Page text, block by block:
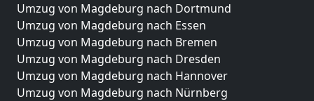
Umzug von Magdeburg nach Dortmund
Umzug von Magdeburg nach Essen
Umzug von Magdeburg nach Bremen
Umzug von Magdeburg nach Dresden
Umzug von Magdeburg nach Hannover
Umzug von Magdeburg nach Nürnberg